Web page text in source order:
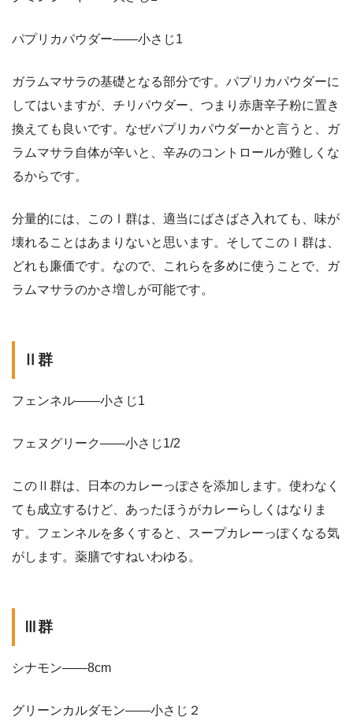
パプリカパウダー——小さじ1
ガラムマサラの基礎となる部分です。パプリカパウダーに
してはいますが、チリパウダー、つまり赤唐辛子粉に置き
換えても良いです。なぜパプリカパウダーかと言うと、ガ
ラムマサラ自体が辛いと、辛みのコントロールが難しくな
るからです。
分量的には、このⅠ群は、適当にばさばさ入れても、味が
壊れることはあまりないと思います。そしてこのⅠ群は、
どれも廉価です。なので、これらを多めに使うことで、ガ
ラムマサラのかさ増しが可能です。
Ⅱ群
フェンネル——小さじ1
フェヌグリーク——小さじ1/2
このⅡ群は、日本のカレーっぽさを添加します。使わなく
ても成立するけど、あったほうがカレーらしくはなりま
す。フェンネルを多くすると、スープカレーっぽくなる気
がします。薬膳ですねいわゆる。
Ⅲ群
シナモン——8cm
グリーンカルダモン——小さじ２